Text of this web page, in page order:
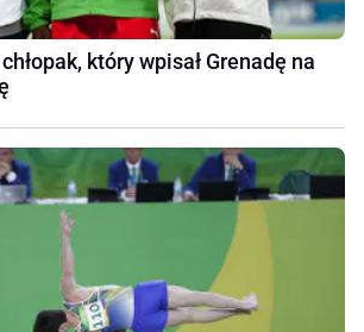
który wpisał Grenadę na